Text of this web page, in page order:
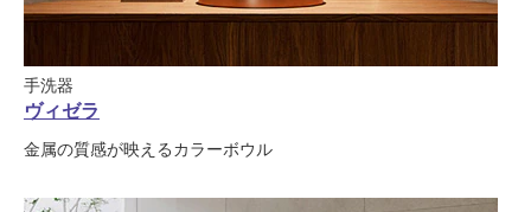
手洗器
ヴィゼラ
金属の質感が映えるカラーボウル